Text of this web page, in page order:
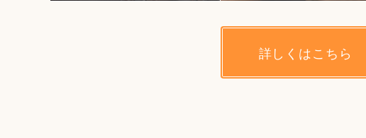
詳しくはこちら